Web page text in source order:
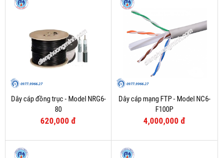
Dây cáp đồng trục - Model NRG6-
80
620,000 đ
Dây cáp mạng FTP - Model NC6-
F100P
4,000,000 đ